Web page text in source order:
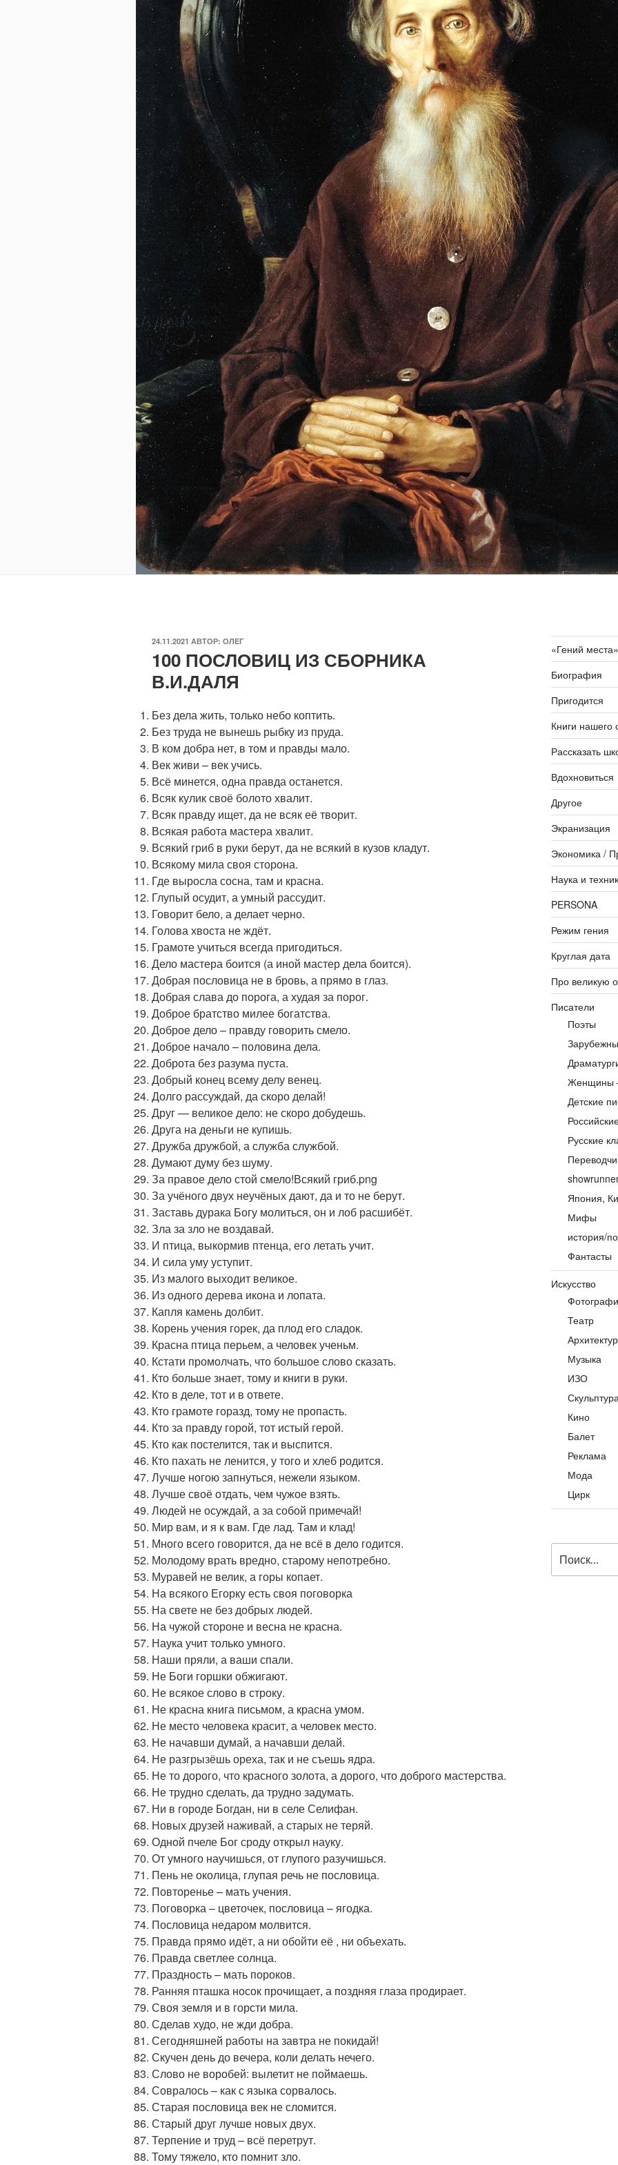
ОПУБЛИКОВАНО
24.11.2021 АВТОР: ОЛЕГ
100 ПОСЛОВИЦ ИЗ СБОРНИКА
В.И.ДАЛЯ
Без дела жить, только небо коптить.
Без труда не вынешь рыбку из пруда.
В ком добра нет, в том и правды мало.
Век живи – век учись.
Всё минется, одна правда останется.
Всяк кулик своё болото хвалит.
Всяк правду ищет, да не всяк её творит.
Всякая работа мастера хвалит.
Всякий гриб в руки берут, да не всякий в кузов кладут.
Всякому мила своя сторона.
Где выросла сосна, там и красна.
Глупый осудит, а умный рассудит.
Говорит бело, а делает черно.
Голова хвоста не ждёт.
Грамоте учиться всегда пригодиться.
Дело мастера боится (а иной мастер дела боится).
Добрая пословица не в бровь, а прямо в глаз.
Добрая слава до порога, а худая за порог.
Доброе братство милее богатства.
Доброе дело – правду говорить смело.
Доброе начало – половина дела.
Доброта без разума пуста.
Добрый конец всему делу венец.
Долго рассуждай, да скоро делай!
Друг — великое дело: не скоро добудешь.
Друга на деньги не купишь.
Дружба дружбой, а служба службой.
Думают думу без шуму.
За правое дело стой смело!Всякий гриб.png
За учёного двух неучёных дают, да и то не берут.
Заставь дурака Богу молиться, он и лоб расшибёт.
Зла за зло не воздавай.
И птица, выкормив птенца, его летать учит.
И сила уму уступит.
Из малого выходит великое.
Из одного дерева икона и лопата.
Капля камень долбит.
Корень учения горек, да плод его сладок.
Красна птица перьем, а человек ученьм.
Кстати промолчать, что большое слово сказать.
Кто больше знает, тому и книги в руки.
Кто в деле, тот и в ответе.
Кто грамоте горазд, тому не пропасть.
Кто за правду горой, тот истый герой.
Кто как постелится, так и выспится.
Кто пахать не ленится, у того и хлеб родится.
Лучше ногою запнуться, нежели языком.
Лучше своё отдать, чем чужое взять.
Людей не осуждай, а за собой примечай!
Мир вам, и я к вам. Где лад. Там и клад!
Много всего говорится, да не всё в дело годится.
Молодому врать вредно, старому непотребно.
Муравей не велик, а горы копает.
На всякого Егорку есть своя поговорка
На свете не без добрых людей.
На чужой стороне и весна не красна.
Наука учит только умного.
Наши пряли, а ваши спали.
Не Боги горшки обжигают.
Не всякое слово в строку.
Не красна книга письмом, а красна умом.
Не место человека красит, а человек место.
Не начавши думай, а начавши делай.
Не разгрызёшь ореха, так и не съешь ядра.
Не то дорого, что красного золота, а дорого, что доброго мастерства.
Не трудно сделать, да трудно задумать.
Ни в городе Богдан, ни в селе Селифан.
Новых друзей наживай, а старых не теряй.
Одной пчеле Бог сроду открыл науку.
От умного научишься, от глупого разучишься.
Пень не околица, глупая речь не пословица.
Повторенье – мать учения.
Поговорка – цветочек, пословица – ягодка.
Пословица недаром молвится.
Правда прямо идёт, а ни обойти её , ни объехать.
Правда светлее солнца.
Праздность – мать пороков.
Ранняя пташка носок прочищает, а поздняя глаза продирает.
Своя земля и в горсти мила.
Сделав худо, не жди добра.
Сегодняшней работы на завтра не покидай!
Скучен день до вечера, коли делать нечего.
Слово не воробей: вылетит не поймаешь.
Совралось – как с языка сорвалось.
Старая пословица век не сломится.
Старый друг лучше новых двух.
Терпение и труд – всё перетрут.
Тому тяжело, кто помнит зло.
«Гений места»
Биография
Пригодится
Книги нашего
Рассказать
Вдохновиться
Другое
Экранизация
Экономика /
Наука и
PERSONA
Режим гения
Круглая дата
Про великую
Писатели
Поэты
Женщины
Детские
Русские
Япония,
Мифы
история/
Фантасты
Искусство
Театр
Музыка
ИЗО
Кино
Балет
Реклама
Мода
Цирк